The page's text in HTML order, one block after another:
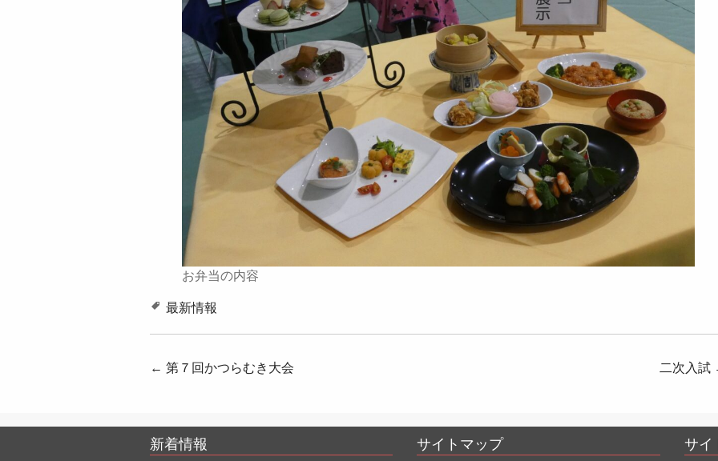
お弁当の内容
最新情報
投
ナ
ビ
← 第７回かつらむき大会 二次入試
新着情報 サイトマップ サイ